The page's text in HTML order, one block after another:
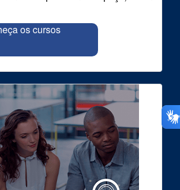
os cursos